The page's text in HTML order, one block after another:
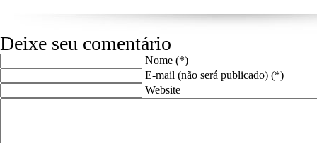
Deixe seu comentário
Nome (*)
E-mail (não será publicado) (*)
Website